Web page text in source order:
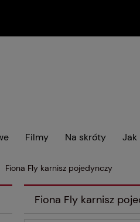
Filmy Na skróty Jak
Fiona Fly karnisz pojedynczy
Fiona Fly karnisz